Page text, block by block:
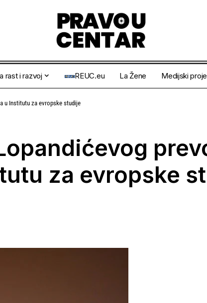
rast i razvoj REUC.eu La Žene Medijski
u Institutu za evropske studije
za evropske